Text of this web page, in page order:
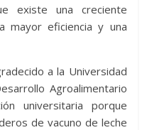
existe una creciente
mayor eficiencia y una
a la Universidad
Agroalimentario
universitaria porque
de vacuno de leche